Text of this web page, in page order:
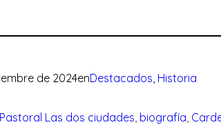
de 2024enDestacados, Historia
Las dos ciudades, biografía,